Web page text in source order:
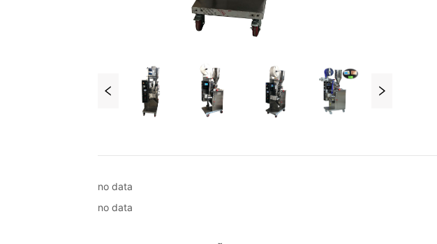
no data
no data